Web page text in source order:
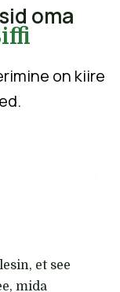
oma
on kiire
et see
mida